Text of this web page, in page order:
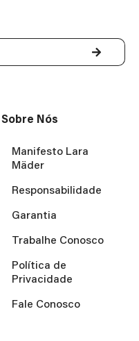
Sobre Nós
Manifesto Lara
Mäder
Responsabilidade
Garantia
Trabalhe Conosco
Política de
Privacidade
Fale Conosco